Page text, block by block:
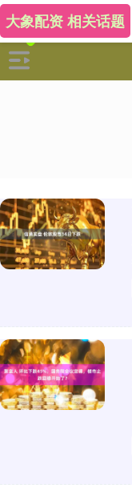
大象配资 相关话题